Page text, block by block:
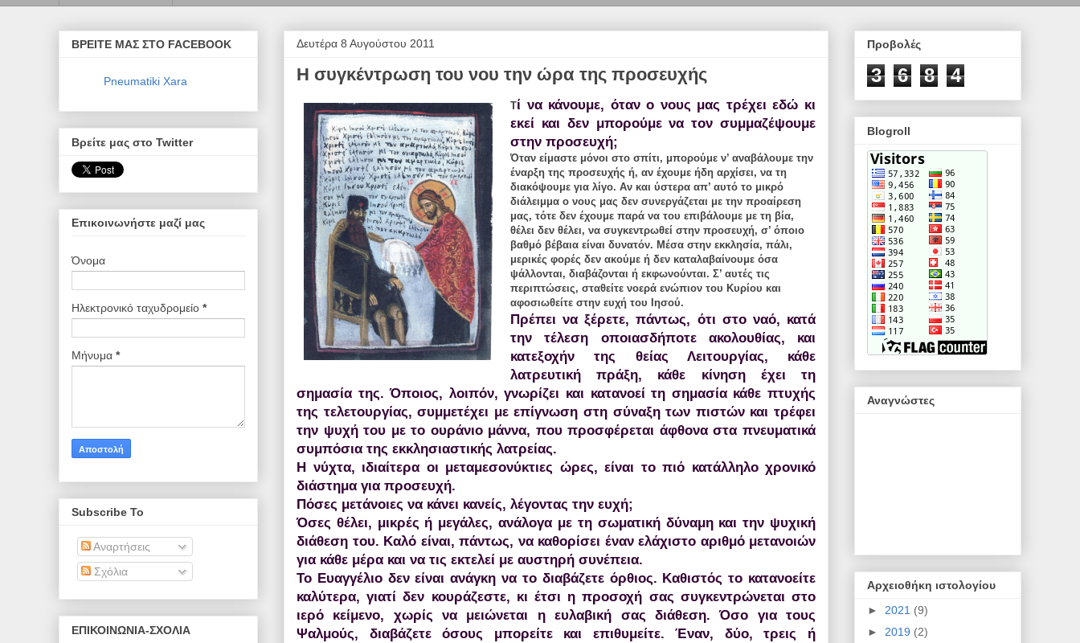
Δευτέρα 8 Αυγούστου 2011
Η συγκέντρωση του νου την ώρα της προσευχής
Τί να κάνουμε, όταν ο νους μας τρέχει εδώ κι
εκεί και δεν μπορούμε να τον συμμαζέψουμε
στην προσευχή;
Όταν είμαστε μόνοι στο σπίτι, μπορούμε ν’ αναβάλουμε την
έναρξη της προσευχής ή, αν έχουμε ήδη αρχίσει, να τη
διακόψουμε για λίγο. Αν και ύστερα απ’ αυτό το μικρό
διάλειμμα ο νους μας δεν συνεργάζεται με την προαίρεση
μας, τότε δεν έχουμε παρά να του επιβάλουμε με τη βία,
θέλει δεν θέλει, να συγκεντρωθεί στην προσευχή, σ’ όποιο
βαθμό βέβαια είναι δυνατόν. Μέσα στην εκκλησία, πάλι,
μερικές φορές δεν ακούμε ή δεν καταλαβαίνουμε όσα
ψάλλονται, διαβάζονται ή εκφωνούνται. Σ’ αυτές τις
περιπτώσεις, σταθείτε νοερά ενώπιον του Κυρίου και
αφοσιωθείτε στην ευχή του Ιησού.
Πρέπει να ξέρετε, πάντως, ότι στο ναό, κατά
την τέλεση οποιασδήποτε ακολουθίας, και
κατεξοχήν της θείας Λειτουργίας, κάθε
λατρευτική πράξη, κάθε κίνηση έχει τη
σημασία της. Όποιος, λοιπόν, γνωρίζει και κατανοεί τη σημασία κάθε πτυχής
της τελετουργίας, συμμετέχει με επίγνωση στη σύναξη των πιστών και τρέφει
την ψυχή του με το ουράνιο μάννα, που προσφέρεται άφθονα στα πνευματικά
συμπόσια της εκκλησιαστικής λατρείας.
Η νύχτα, ιδιαίτερα οι μεταμεσονύκτιες ώρες, είναι το πιό κατάλληλο χρονικό
διάστημα για προσευχή.
Πόσες μετάνοιες να κάνει κανείς, λέγοντας την ευχή;
Όσες θέλει, μικρές ή μεγάλες, ανάλογα με τη σωματική δύναμη και την ψυχική
διάθεση του. Καλό είναι, πάντως, να καθορίσει έναν ελάχιστο αριθμό μετανοιών
για κάθε μέρα και να τις εκτελεί με αυστηρή συνέπεια.
Το Ευαγγέλιο δεν είναι ανάγκη να το διαβάζετε όρθιος. Καθιστός το κατανοείτε
καλύτερα, γιατί δεν κουράζεστε, κι έτσι η προσοχή σας συγκεντρώνεται στο
ιερό κείμενο, χωρίς να μειώνεται η ευλαβική σας διάθεση. Όσο για τους
Ψαλμούς, διαβάζετε όσους μπορείτε και επιθυμείτε. Έναν, δύο, τρεις ή
ΒΡΕΙΤΕ ΜΑΣ ΣΤΟ FACEBOOK
Pneumatiki Xara
Βρείτε μας στο Twitter
Επικοινωνήστε μαζί μας
Όνομα
Ηλεκτρονικό ταχυδρομείο *
Μήνυμα *
Subscribe To
Αναρτήσεις
Σχόλια
EΠΙΚΟΙΝΩΝΙΑ-ΣΧΟΛΙΑ
Προβολές
3 6 8 4
Blogroll
Αναγνώστες
Αρχειοθήκη ιστολογίου
► 2021 (9)
► 2019 (2)